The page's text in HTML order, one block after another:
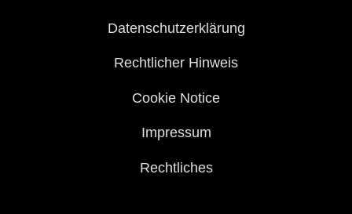
Datenschutzerklärung
Rechtlicher Hinweis
Cookie Notice
Impressum
Rechtliches